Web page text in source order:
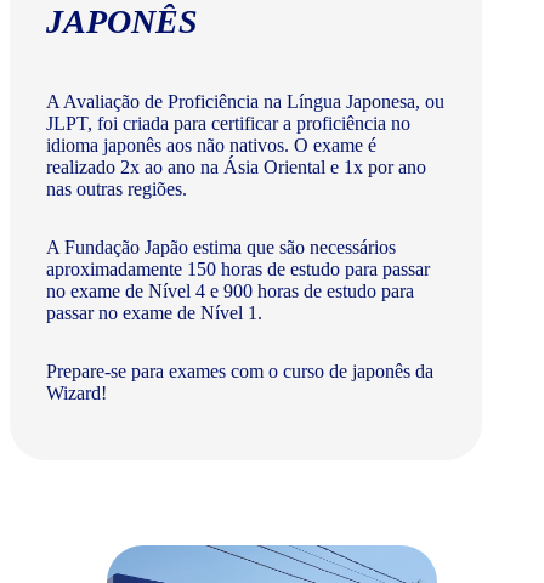
JAPONÊS
A Avaliação de Proficiência na Língua Japonesa, ou
JLPT, foi criada para certificar a proficiência no
idioma japonês aos não nativos. O exame é
realizado 2x ao ano na Ásia Oriental e 1x por ano
nas outras regiões.
A Fundação Japão estima que são necessários
aproximadamente 150 horas de estudo para passar
no exame de Nível 4 e 900 horas de estudo para
passar no exame de Nível 1.
Prepare-se para exames com o curso de japonês da
Wizard!